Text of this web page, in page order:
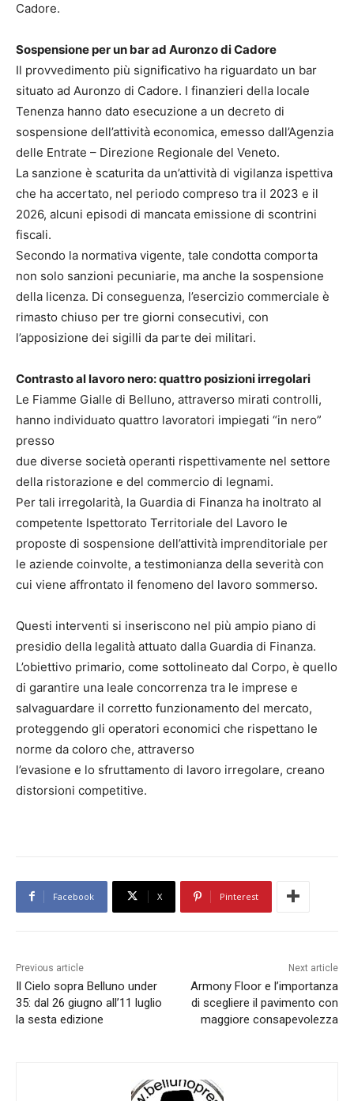
Cadore.
Sospensione per un bar ad Auronzo di Cadore
Il provvedimento più significativo ha riguardato un bar
situato ad Auronzo di Cadore. I finanzieri della locale
Tenenza hanno dato esecuzione a un decreto di
sospensione dell’attività economica, emesso dall’Agenzia
delle Entrate – Direzione Regionale del Veneto.
La sanzione è scaturita da un’attività di vigilanza ispettiva
che ha accertato, nel periodo compreso tra il 2023 e il
2026, alcuni episodi di mancata emissione di scontrini
fiscali.
Secondo la normativa vigente, tale condotta comporta
non solo sanzioni pecuniarie, ma anche la sospensione
della licenza. Di conseguenza, l’esercizio commerciale è
rimasto chiuso per tre giorni consecutivi, con
l’apposizione dei sigilli da parte dei militari.
Contrasto al lavoro nero: quattro posizioni irregolari
Le Fiamme Gialle di Belluno, attraverso mirati controlli,
hanno individuato quattro lavoratori impiegati “in nero”
presso
due diverse società operanti rispettivamente nel settore
della ristorazione e del commercio di legnami.
Per tali irregolarità, la Guardia di Finanza ha inoltrato al
competente Ispettorato Territoriale del Lavoro le
proposte di sospensione dell’attività imprenditoriale per
le aziende coinvolte, a testimonianza della severità con
cui viene affrontato il fenomeno del lavoro sommerso.
Questi interventi si inseriscono nel più ampio piano di
presidio della legalità attuato dalla Guardia di Finanza.
L’obiettivo primario, come sottolineato dal Corpo, è quello
di garantire una leale concorrenza tra le imprese e
salvaguardare il corretto funzionamento del mercato,
proteggendo gli operatori economici che rispettano le
norme da coloro che, attraverso
l’evasione e lo sfruttamento di lavoro irregolare, creano
distorsioni competitive.
Facebook X Pinterest
Previous article
Il Cielo sopra Belluno under
35: dal 26 giugno all’11 luglio
la sesta edizione
Next article
Armony Floor e l’importanza
di scegliere il pavimento con
maggiore consapevolezza